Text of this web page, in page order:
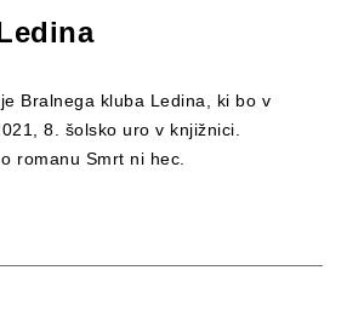
Bralnega kluba Ledina, ki bo v
8. šolsko uro v knjižnici.
romanu Smrt ni hec.